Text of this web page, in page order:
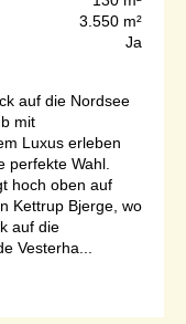
3.550 m²
Ja
auf die Nordsee
mit
Luxus erleben
perfekte Wahl.
hoch oben auf
Kettrup Bjerge, wo
auf die
Vesterha...